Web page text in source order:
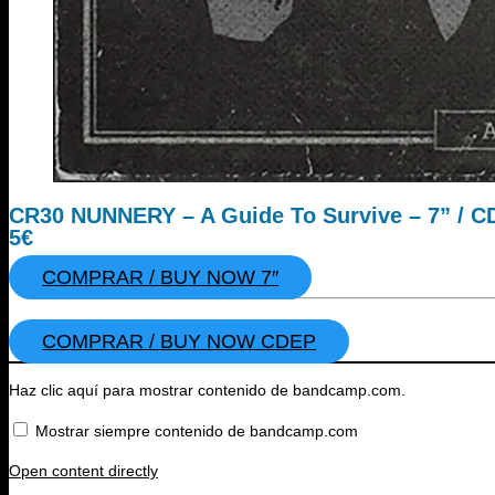
CR30 NUNNERY – A Guide To Survive – 7” /
5€
COMPRAR / BUY NOW 7″
COMPRAR / BUY NOW CDEP
Mostrar
de
bandcamp.com
Haz clic aquí para mostrar contenido de bandcamp.com.
Mostrar siempre contenido de bandcamp.com
Open content directly